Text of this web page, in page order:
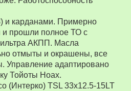
и карданами. Примерно
прошли полное ТО с
АКПП. Масла
отмыты и окрашены, все
Управление адаптировано
Тойоты Ноах.
(Интерко) TSL 33x12.5-15LT